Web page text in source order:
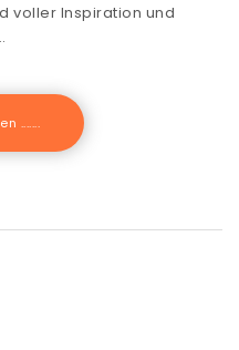
voller Inspiration und
.......